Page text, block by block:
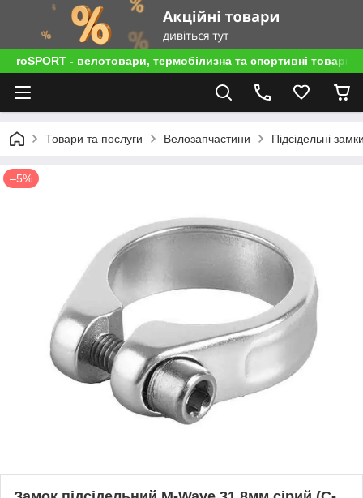
roSPORT - велотовари, термобілизна та спортивні товари
Товари та послуги Велозапчастини Підсідельні
–5%